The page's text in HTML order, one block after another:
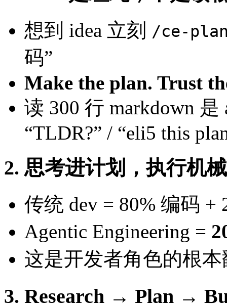
想到 idea 立刻 /ce-
码”
Make the plan. Trust
读 300 行 markdown
“TLDR?” / “eli5 this
2. 思考进计划，执行机
传统 dev = 80% 编码 +
Agentic Engineering =
这是开发者角色的根
3. Research → Plan →